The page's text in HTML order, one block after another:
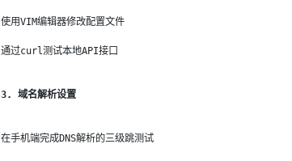
使用VIM编辑器修改配置文件
通过curl测试本地API接口
3. 域名解析设置
在手机端完成DNS解析的三级跳测试